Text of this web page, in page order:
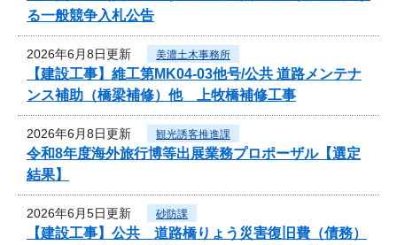
る一般競争入札公告
2026年6月8日更新 美濃土木事務所
【建設工事】維工第MK04-03他号/公共 道路メンテナ
ンス補助（橋梁補修）他 上牧橋補修工事
2026年6月8日更新 観光誘客推進課
令和8年度海外旅行博等出展業務プロポーザル【選定
結果】
2026年6月5日更新 砂防課
【建設工事】公共 道路橋りょう災害復旧費（債務）